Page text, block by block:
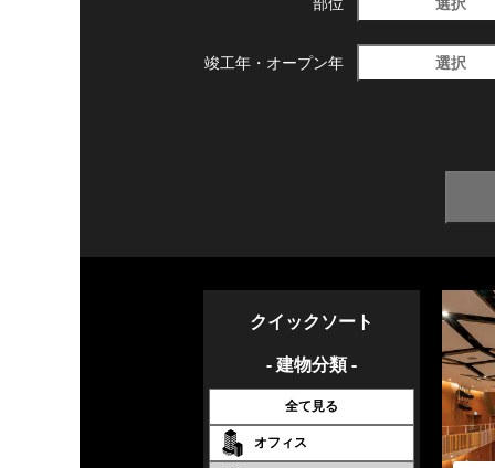
竣工年・ オープン年 選択
クイックソート
- 建物分類 -
全て見る
オフィス